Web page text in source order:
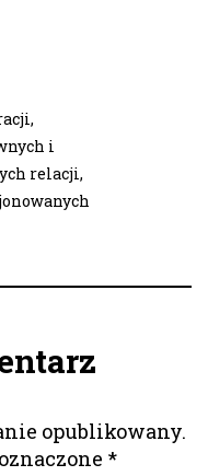
i
relacji,
opublikowany.
*